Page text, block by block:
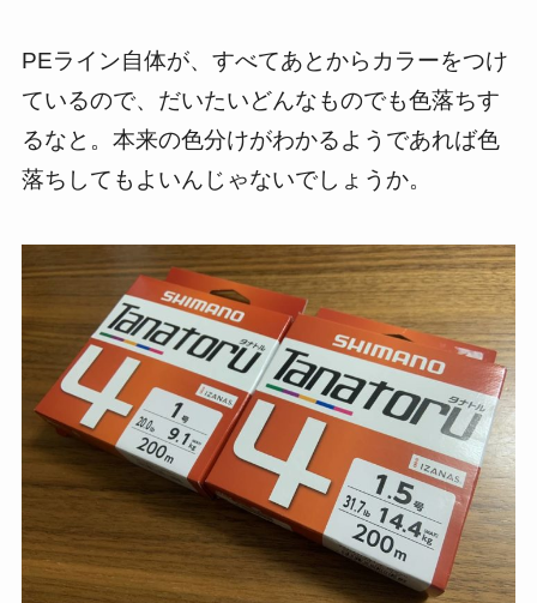
PEライン自体が、すべてあとからカラーをつけ
ているので、だいたいどんなものでも色落ちす
るなと。本来の色分けがわかるようであれば色
落ちしてもよいんじゃないでしょうか。